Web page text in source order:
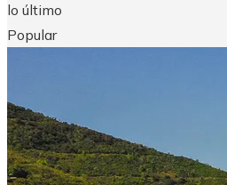
lo último
Popular